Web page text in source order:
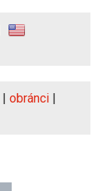
| obránci |